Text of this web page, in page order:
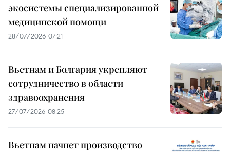
экосистемы специализированной
медицинской помощи
28/07/2026 07:21
Вьетнам и Болгария укрепляют
сотрудничество в области
здравоохранения
27/07/2026 08:25
Вьетнам начнет производство